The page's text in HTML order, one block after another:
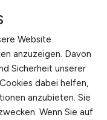
erhalten.
Website
anzuzeigen. Davon
Sicherheit unserer
dabei helfen,
anzubieten. Sie
Wenn Sie auf